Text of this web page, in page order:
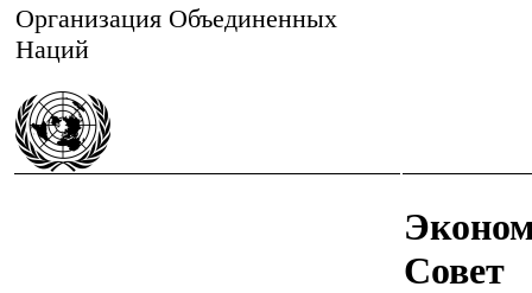
Организация Объединенных
Наций
Совет